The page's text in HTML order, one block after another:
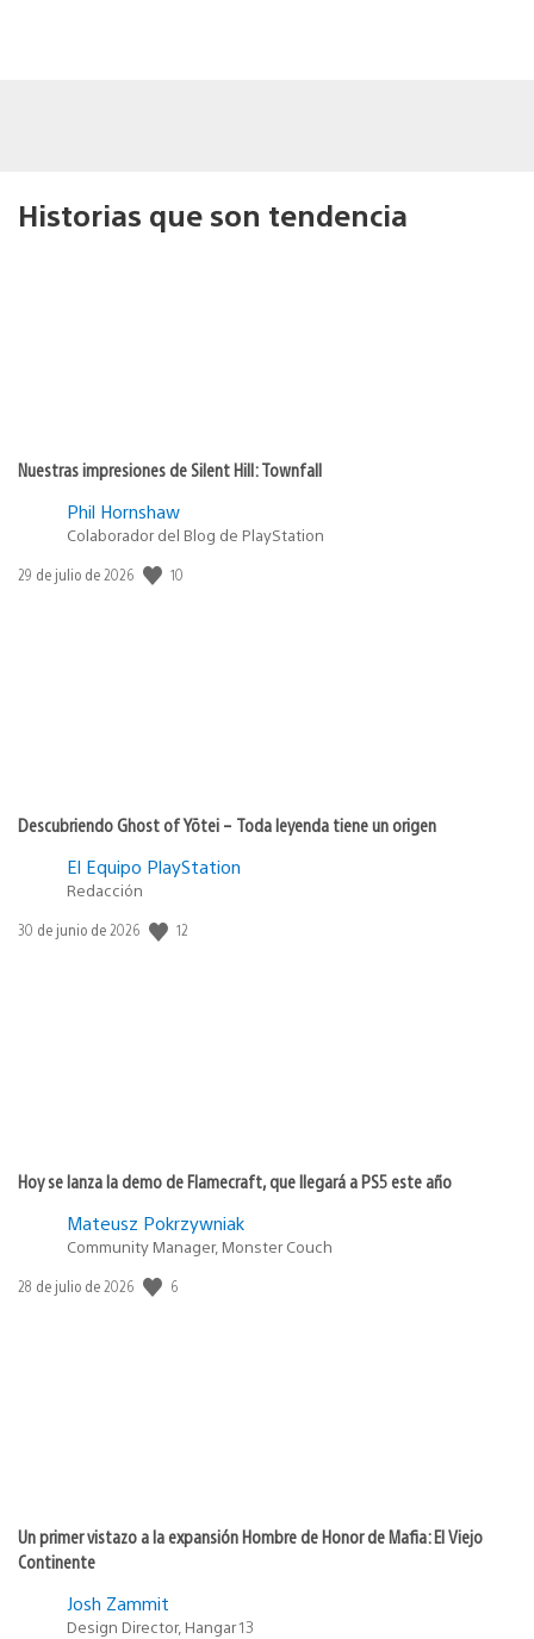
Historias que son tendencia
Nuestras impresiones de Silent Hill: Townfall
Phil Hornshaw
Colaborador del Blog de PlayStation
Fecha
29 de julio de 2026 10
Descubriendo Ghost of Yōtei – Toda leyenda tiene un origen
El Equipo PlayStation
Redacción
Fecha
30 de junio de 2026 12
Hoy se lanza la demo de Flamecraft, que llegará a PS5 este año
Mateusz Pokrzywniak
Community Manager, Monster Couch
Fecha
28 de julio de 2026 6
Un primer vistazo a la expansión Hombre de Honor de Mafia: El Viejo
Continente
Josh Zammit
Design Director, Hangar 13